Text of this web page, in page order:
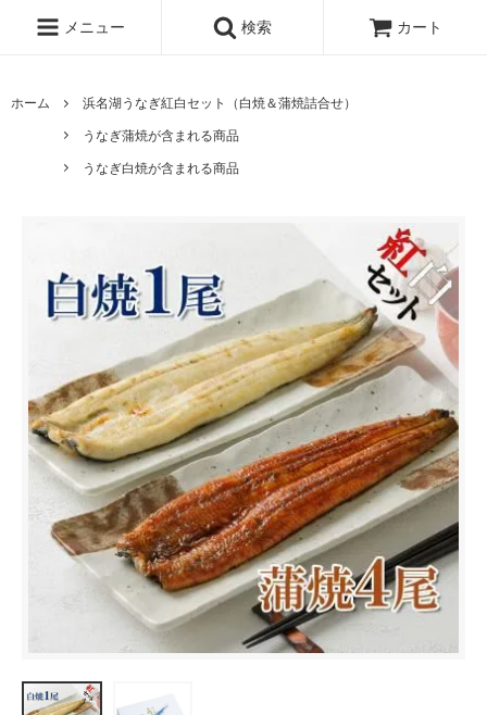
メニュー 検索 カート
ホーム
浜名湖うなぎ紅白セット（白焼＆蒲焼詰合せ）
うなぎ蒲焼が含まれる商品
うなぎ白焼が含まれる商品